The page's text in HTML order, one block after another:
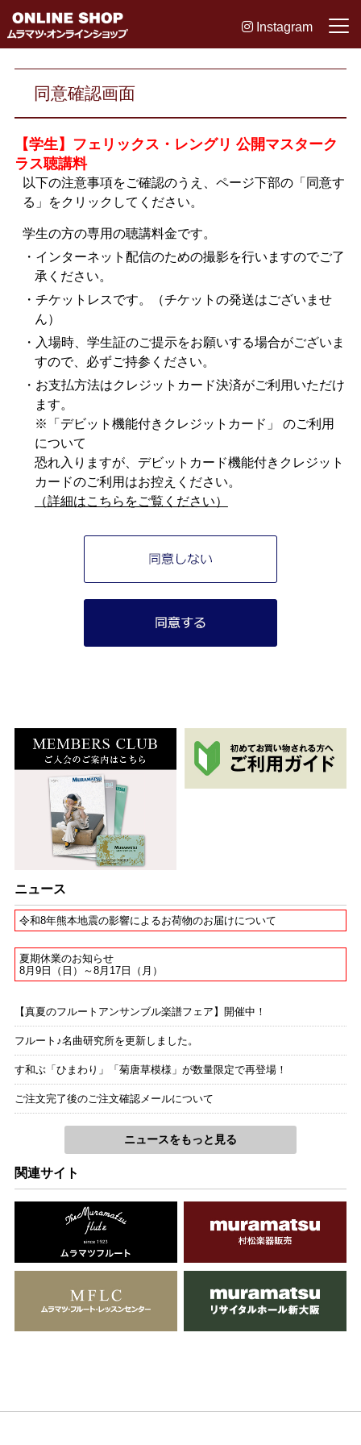
Instagram
同意確認画面
【学生】フェリックス・レングリ 公開マスターク
ラス聴講料
以下の注意事項をご確認のうえ、ページ下部の「同意す
る」をクリックしてください。
学生の方の専用の聴講料金です。
・インターネット配信のための撮影を行いますのでご了
承ください。
・チケットレスです。（チケットの発送はございませ
ん）
・入場時、学生証のご提示をお願いする場合がございま
すので、必ずご持参ください。
・お支払方法はクレジットカード決済がご利用いただけ
ます。
※「デビット機能付きクレジットカード」 のご利用
について
恐れ入りますが、デビットカード機能付きクレジット
カードのご利用はお控えください。
（詳細はこちらをご覧ください）
ニュース
令和8年熊本地震の影響によるお荷物のお届けについて
夏期休業のお知らせ
8月9日（日）～8月17日（月）
【真夏のフルートアンサンブル楽譜フェア】開催中！
フルート♪名曲研究所を更新しました。
す和ぶ「ひまわり」「菊唐草模様」が数量限定で再登場！
ご注文完了後のご注文確認メールについて
ニュースをもっと見る
関連サイト